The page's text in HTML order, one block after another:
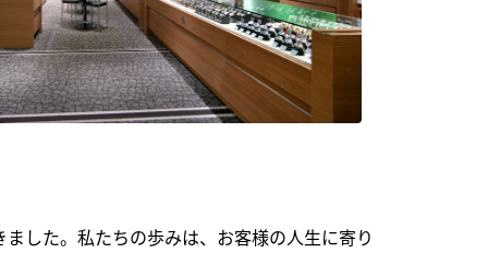
した。私たちの歩みは、お客様の人生に寄り